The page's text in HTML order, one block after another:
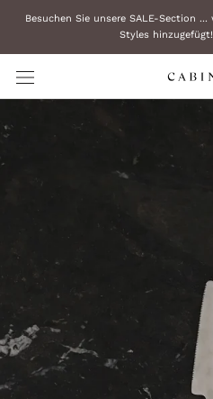
überspringen
Besuchen Sie unsere SALE-Section
Styles